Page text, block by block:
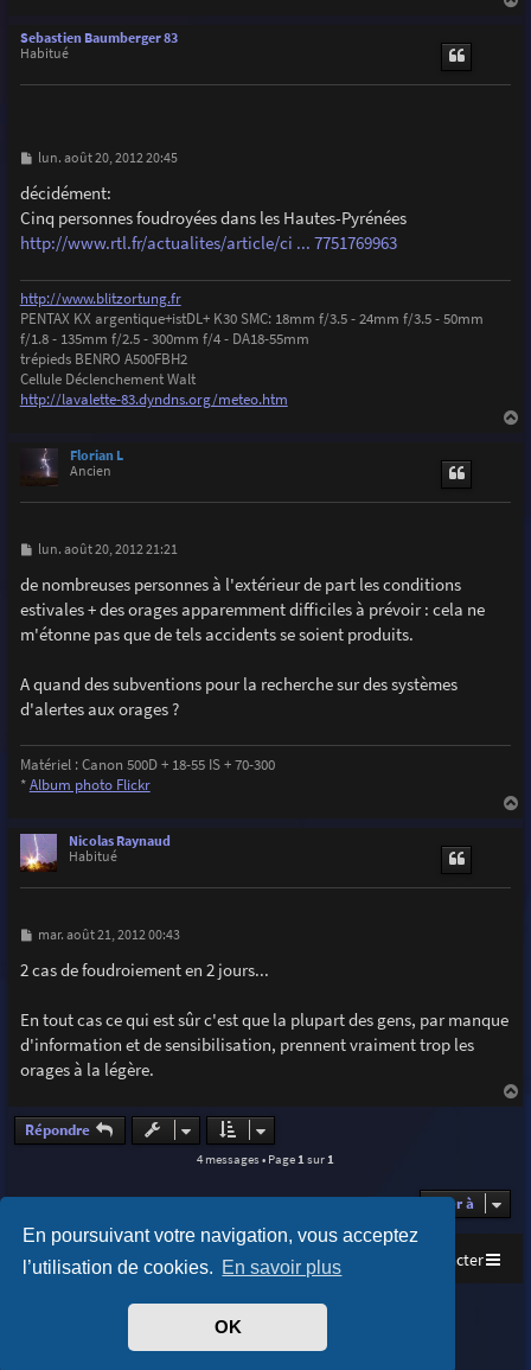
En poursuivant votre navigation, vous acceptez
l’utilisation de cookies. En savoir plus
OK
Sebastien Baumberger 83
Habitué
M
s
s
a
g
e
lun. août 20, 2012 20:45
décidément:
Cinq personnes foudroyées dans les Hautes-Pyrénées
http://www.rtl.fr/actualites/article/ci ... 7751769963
http://www.blitzortung.fr
PENTAX KX argentique+istDL+ K30 SMC: 18mm f/3.5 - 24mm f/3.5 - 50mm
f/1.8 - 135mm f/2.5 - 300mm f/4 - DA18-55mm
trépieds BENRO A500FBH2
Cellule Déclenchement Walt
http://lavalette-83.dyndns.org/meteo.htm
Florian L
Ancien
M
s
s
a
g
e
lun. août 20, 2012 21:21
de nombreuses personnes à l'extérieur de part les conditions
estivales + des orages apparemment difficiles à prévoir : cela ne
m'étonne pas que de tels accidents se soient produits.
A quand des subventions pour la recherche sur des systèmes
d'alertes aux orages ?
Matériel : Canon 500D + 18-55 IS + 70-300
*Album photo Flickr
Nicolas Raynaud
Habitué
M
s
s
e
mar. août 21, 2012 00:43
2 cas de foudroiement en 2 jours...
En tout cas ce qui est sûr c'est que la plupart des gens, par manque
d'information et de sensibilisation, prennent vraiment trop les
orages à la légère.
a
Répondre
4 messages • Page 1 sur 1
Aller à
Accueil Index du forum Nous contacter
Purplexion style byIan Bradley
phpBB® Forum Software © phpBB Limited
Traduit parphpBB-fr.com